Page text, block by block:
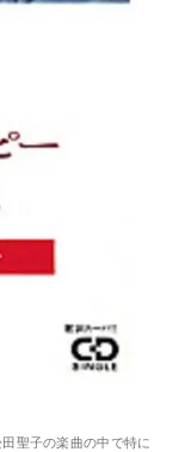
聖子の楽曲の中で特に